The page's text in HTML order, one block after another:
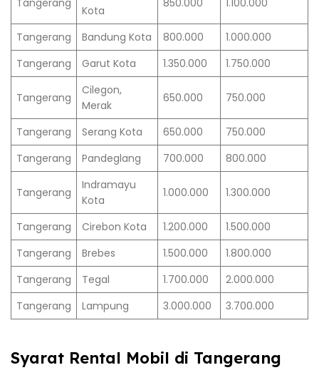
Tangerang
Kota
850.000 1.100.000
Tangerang Bandung Kota 800.000
1.000.000
Tangerang
Garut Kota 1.350.000 1.750.000
Tangerang
Cilegon,
Merak
650.000 750.000
Tangerang Serang Kota 650.000
750.000
Tangerang
Pandeglang 700.000 800.000
Tangerang
Indramayu
Kota
1.000.000 1.300.000
Tangerang Cirebon Kota 1.200.000
1.500.000
Tangerang
Brebes 1.500.000
1.800.000
Tangerang
Tegal 1.700.000
2.000.000
Tangerang
Lampung 3.000.000 3.700.000
Syarat Rental Mobil di Tangerang